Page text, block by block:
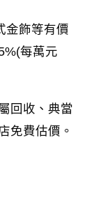
金飾等有價
每萬元
回收、典當
免費估價。